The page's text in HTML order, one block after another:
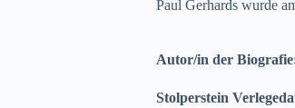
Paul Gerhards wurde
Autor/in der
Stolperstein